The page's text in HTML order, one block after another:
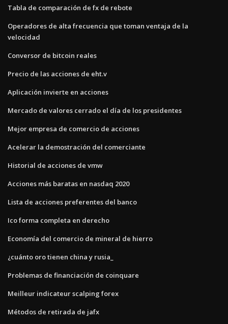
Tabla de comparación de fx de rebote
Operadores de alta frecuencia que toman ventaja de la
velocidad
Conversor de bitcoin reales
Precio de las acciones de eht.v
Aplicación invierte en acciones
Mercado de valores cerrado el día de los presidentes
Mejor empresa de comercio de acciones
Acelerar la demostración del comerciante
Historial de acciones de vmw
Acciones más baratas en nasdaq 2020
Lista de acciones preferentes del banco
Ico forma completa en derecho
Economía del comercio de mineral de hierro
¿cuánto oro tienen china y rusia_
Problemas de financiación de coinquare
Meilleur indicateur scalping forex
Métodos de retirada de jafx